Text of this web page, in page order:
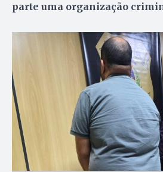
parte uma organização